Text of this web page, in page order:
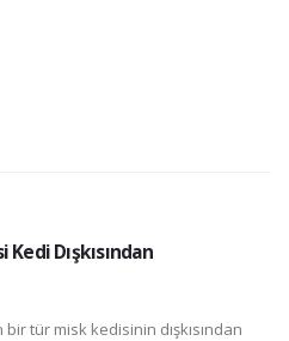
Kedi Dışkısından
tür misk kedisinin dışkısından